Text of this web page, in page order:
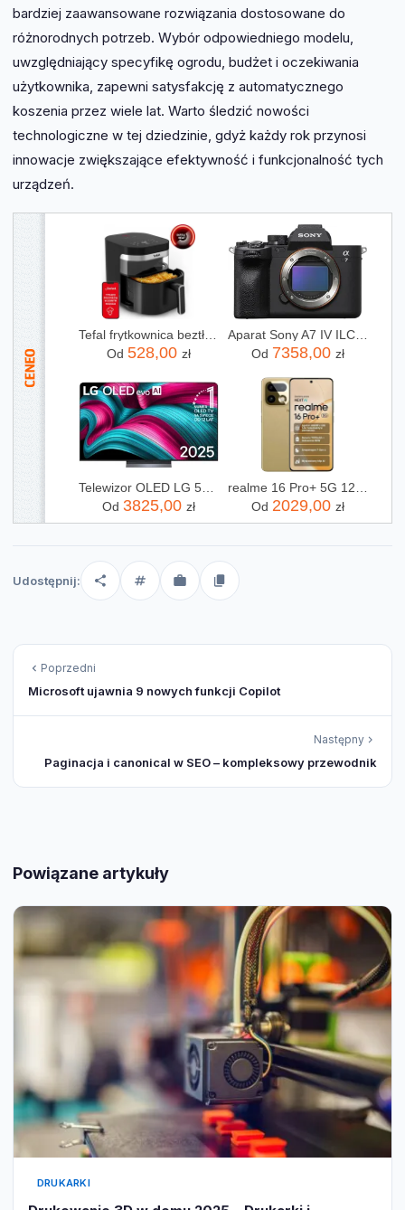
bardziej zaawansowane rozwiązania dostosowane do
różnorodnych potrzeb. Wybór odpowiedniego modelu,
uwzględniający specyfikę ogrodu, budżet i oczekiwania
użytkownika, zapewni satysfakcję z automatycznego
koszenia przez wiele lat. Warto śledzić nowości
technologiczne w tej dziedzinie, gdyż każdy rok przynosi
innowacje zwiększające efektywność i funkcjonalność tych
urządzeń.
Tefal frytkownica beztłuszczowa Air Fryer EY8328 Easy Fry Infrared 7L
Od 528,00 zł
Aparat Sony A7 IV ILCE7M4B
Od 7358,00 zł
Telewizor OLED LG 55C54LA 55 cali 4K UHD
Od 3825,00 zł
Od 2029,00 zł
Udostępnij:
Poprzedni
Microsoft ujawnia 9 nowych funkcji Copilot
Następny
Paginacja i canonical w SEO – kompleksowy przewodnik
Powiązane artykuły
DRUKARKI